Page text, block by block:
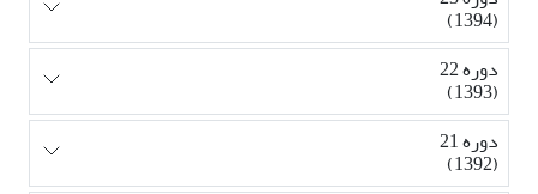
(1394)
دوره 22
(1393)
دوره 21
(1392)